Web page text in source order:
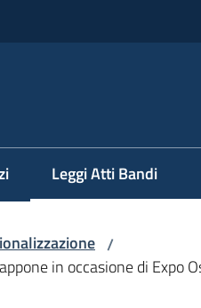
Leggi Atti Bandi
/
in occasione di Expo